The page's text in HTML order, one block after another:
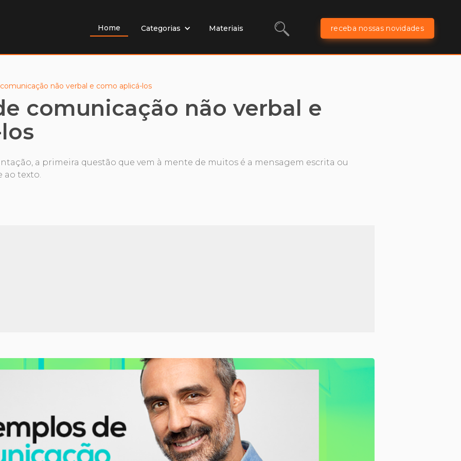
Home Categorias Materiais receba nossas novidades
não verbal e como aplicá-los
comunicação não verbal e
a primeira questão que vem à mente de muitos é a mensagem escrita ou
ao texto.